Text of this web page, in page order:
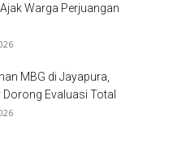
Warga Perjuangan
MBG di Jayapura,
Dorong Evaluasi Total